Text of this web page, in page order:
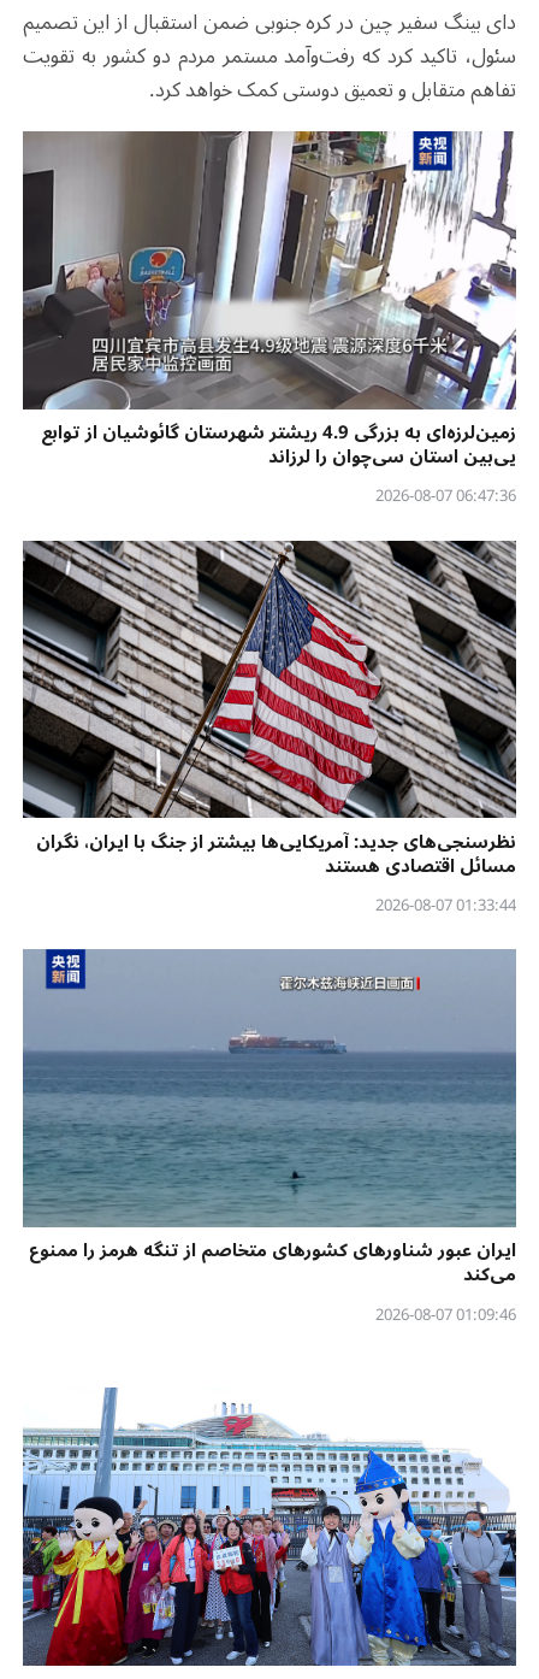
دای بینگ​​ سفیر چین در کره جنوبی ضمن استقبال از این تصمیم
سئول، تاکید کرد که رفت‌وآمد مستمر مردم دو کشور به ​​تقویت
تفاهم متقابل و تعمیق دوستی​​ کمک خواهد کرد.
زمین‌لرزه‌ای به بزرگی 4.9 ریشتر شهرستان گائوشیان از توابع
یی‌بین استان سی‌چوان را لرزاند
06:47:36 2026-08-07
نظرسنجی‌‌های جدید: آمریکایی‌ها بیشتر از جنگ با ایران، نگران
مسائل اقتصادی هستند
01:33:44 2026-08-07
ایران عبور شناورهای کشورهای متخاصم از تنگه هرمز را ممنوع
می‌کند
01:09:46 2026-08-07